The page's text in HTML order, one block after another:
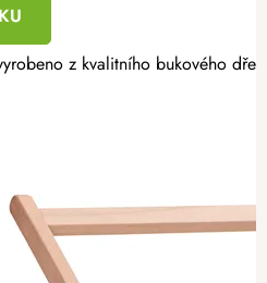
z kvalitního bukového